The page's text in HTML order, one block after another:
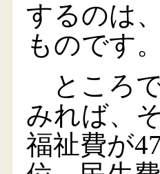
するのは
ものです
ところ
みれば、
福祉費が